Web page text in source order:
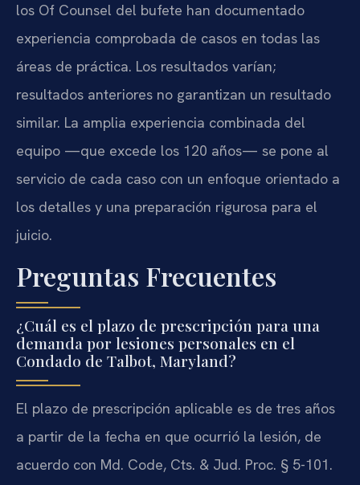
los Of Counsel del bufete han documentado
experiencia comprobada de casos en todas las
áreas de práctica. Los resultados varían;
resultados anteriores no garantizan un resultado
similar. La amplia experiencia combinada del
equipo —que excede los 120 años— se pone al
servicio de cada caso con un enfoque orientado a
los detalles y una preparación rigurosa para el
juicio.
Preguntas Frecuentes
¿Cuál es el plazo de prescripción para una
demanda por lesiones personales en el
Condado de Talbot, Maryland?
El plazo de prescripción aplicable es de tres años
a partir de la fecha en que ocurrió la lesión, de
acuerdo con Md. Code, Cts. & Jud. Proc. § 5-101.